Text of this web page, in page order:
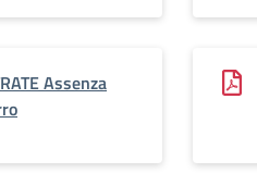
Assenza